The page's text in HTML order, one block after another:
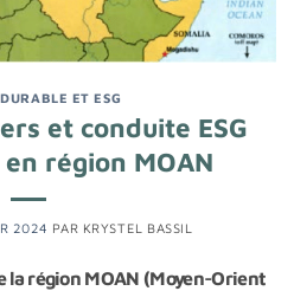
ET ESG
et conduite ESG
région MOAN
2024 PAR KRYSTEL BASSIL
la région MOAN (Moyen-Orient